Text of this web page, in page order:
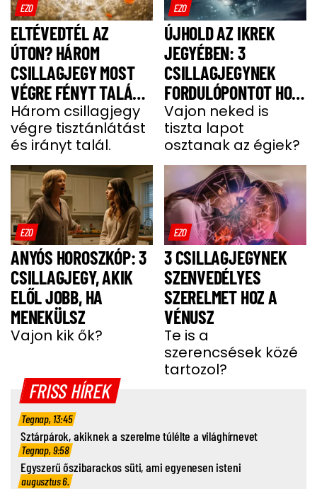
EZO
ELTÉVEDTÉL AZ
ÚTON? HÁROM
CSILLAGJEGY MOST
VÉGRE FÉNYT TALÁL A
SÖTÉTSÉGBEN –
KÖZTÜK VAGY?
Három csillagjegy
végre tisztánlátást
és irányt talál.
EZO
ÚJHOLD AZ IKREK
JEGYÉBEN: 3
CSILLAGJEGYNEK
FORDULÓPONTOT HOZ
AZ ÉLETÉBE
Vajon neked is
tiszta lapot
osztanak az égiek?
EZO
ANYÓS HOROSZKÓP: 3
CSILLAGJEGY, AKIK
ELŐL JOBB, HA
MENEKÜLSZ
Vajon kik ők?
EZO
3 CSILLAGJEGYNEK
SZENVEDÉLYES
SZERELMET HOZ A
VÉNUSZ
Te is a
szerencsések közé
tartozol?
FRISS HÍREK
Tegnap, 13:45
Sztárpárok, akiknek a szerelme túlélte a világhírnevet
Tegnap, 9:58
Egyszerű őszibarackos süti, ami egyenesen isteni
augusztus 6.